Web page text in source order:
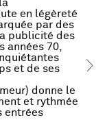
en légèreté
par des
publicité des
années 70,
et de ses
donne le
et rythmée
entrées